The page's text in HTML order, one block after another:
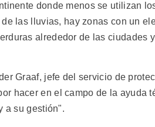
donde menos se utilizan
las lluvias, hay zonas con un
alrededor de las ciudades
Graaf, jefe del servicio de
hacer en el campo de la ayuda
a su gestión".